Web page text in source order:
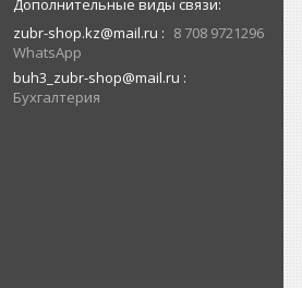
zubr-shop.kz@mail.ru
8 708 9721296
WhatsApp
buh3_zubr-shop@mail.ru
Бухгалтерия